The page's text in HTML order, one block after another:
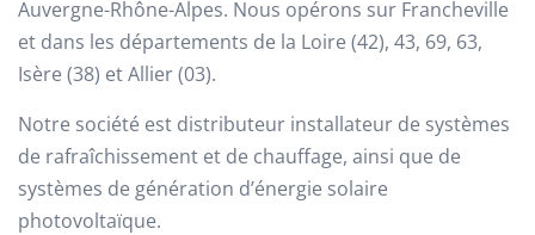
Auvergne-Rhône-Alpes. Nous opérons sur Francheville
et dans les départements de la Loire (42), 43, 69, 63,
Isère (38) et Allier (03).
Notre société est distributeur installateur de systèmes
de rafraîchissement et de chauffage, ainsi que de
systèmes de génération d’énergie solaire
photovoltaïque.